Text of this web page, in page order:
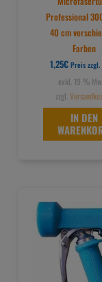
Professional
40 cm
Farben
1,25€ Preis zzgl.
exkl. 19 %
zzgl.
IN DEN